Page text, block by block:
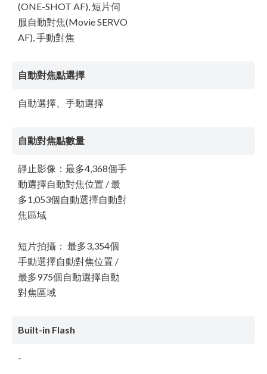
(ONE-SHOT AF), 短片伺
服自動對焦(Movie SERVO
AF), 手動對焦
自動對焦點選擇
自動選擇、手動選擇
自動對焦點數量
靜止影像：最多4,368個手
動選擇自動對焦位置 / 最
多1,053個自動選擇自動對
焦區域
短片拍攝： 最多3,354個
手動選擇自動對焦位置 /
最多975個自動選擇自動
對焦區域
Built-in Flash
-